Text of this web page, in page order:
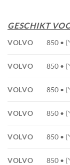
GESCHIKT
VOLVO 850 •
VOLVO 850 •
VOLVO 850 •
VOLVO 850 •
VOLVO 850 •
VOLVO 850 •